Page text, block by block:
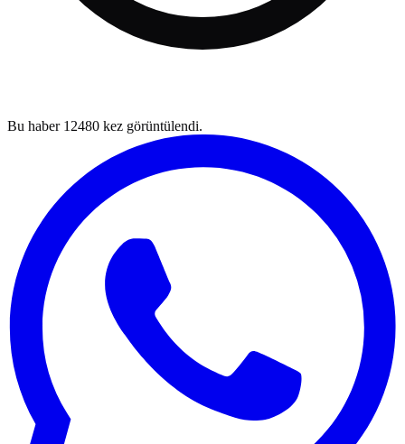
Bu haber 12480 kez görüntülendi.